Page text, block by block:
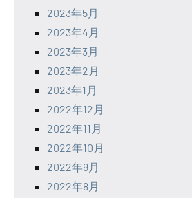
2023年5月
2023年4月
2023年3月
2023年2月
2023年1月
2022年12月
2022年11月
2022年10月
2022年9月
2022年8月